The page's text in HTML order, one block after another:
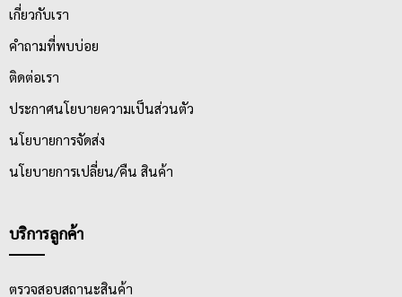
เกี่ยวกับเรา
คำถามที่พบบ่อย
ติดต่อเรา
ประกาศนโยบายความเป็นส่วนตัว
นโยบายการจัดส่ง
นโยบายการเปลี่ยน/คืน สินค้า
บริการลูกค้า
ตรวจสอบสถานะสินค้า